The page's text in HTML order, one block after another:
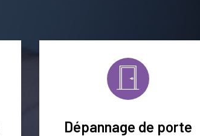
Dépannage de porte